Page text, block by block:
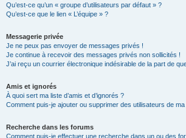
Qu’est-ce qu’un « groupe d’utilisateurs par défaut » ?
Qu’est-ce que le lien « L’équipe » ?
Messagerie privée
Je ne peux pas envoyer de messages privés !
Je continue à recevoir des messages privés non sollicités !
J’ai reçu un courrier électronique indésirable de la part de
Amis et ignorés
À quoi sert ma liste d’amis et d’ignorés ?
Comment puis-je ajouter ou supprimer des utilisateurs de ma
Recherche dans les forums
Comment puis-je effectuer une recherche dans un ou des